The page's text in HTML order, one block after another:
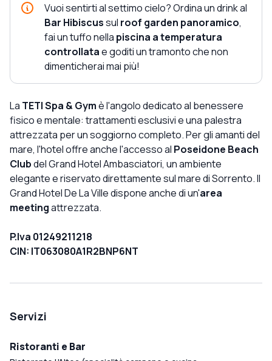
Vuoi sentirti al settimo cielo? Ordina un drink al
Bar Hibiscussul roof garden panoramico,
fai un tuffo nella piscina a temperatura
controllatae goditi un tramonto che non
dimenticherai mai più!
La TETI Spa & Gymè l'angolo dedicato al benessere
fisico e mentale: trattamenti esclusivi e una palestra
attrezzata per un soggiorno completo. Per gli amanti del
mare, l'hotel offre anche l'accesso al Poseidone Beach
Clubdel Grand Hotel Ambasciatori, un ambiente
elegante e riservato direttamente sul mare di Sorrento. Il
Grand Hotel De La Ville dispone anche di un'area
meetingattrezzata.
P.Iva 01249211218
CIN: IT063080A1R2BNP6NT
Servizi
Ristoranti e Bar